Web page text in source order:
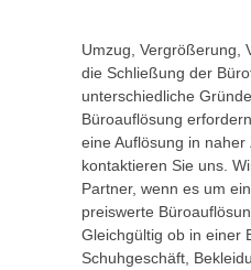
Umzug, Vergrößerung,
die Schließung der
unterschiedliche
Büroauflösung
eine Auflösung in
kontaktieren Sie uns.
Partner, wenn es um
preiswerte
Gleichgültig ob in einer
Schuhgeschäft,